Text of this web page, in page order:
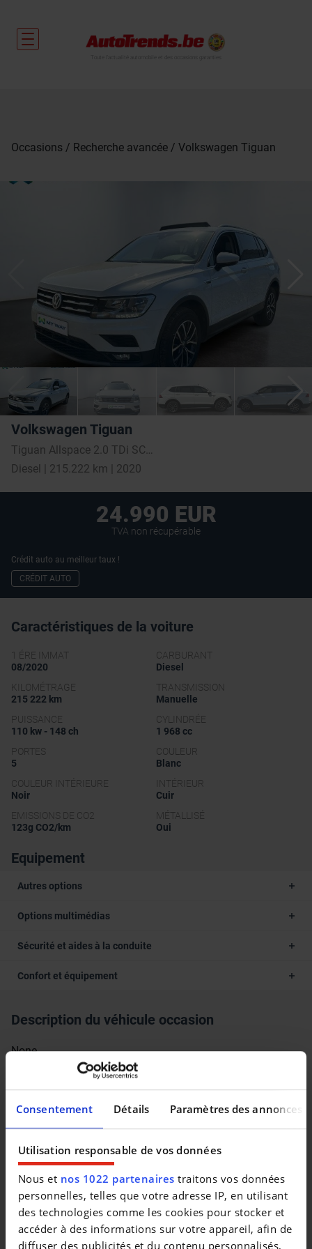
Consentement Détails Paramètres des annonces
Utilisation responsable de vos données
Nous et nos 1022 partenaires traitons vos données
personnelles, telles que votre adresse IP, en utilisant
des technologies comme les cookies pour stocker et
accéder à des informations sur votre appareil, afin de
diffuser des publicités et du contenu personnalisés,
Occasions Recherche avancée Volkswagen Tiguan
Volkswagen Tiguan
Diesel | 215.222 km | 2020
24.990 EUR
TVA non récupérable
Crédit auto au meilleur taux !
CRÉDIT AUTO
Caractéristiques de la voiture
1 ÉRE IMMAT
08/2020
CARBURANT
Diesel
KILOMÉTRAGE
215 222 km
TRANSMISSION
Manuelle
PUISSANCE
110 kw - 148 ch
CYLINDRÉE
1 968 cc
PORTES
5
COULEUR
Blanc
COULEUR INTÉRIEURE
Noir
INTÉRIEUR
Cuir
EMISSIONS DE CO2
123g CO2/km
MÉTALLISÉ
Oui
Equipement
Autres options
Options multimédias
Sécurité et aides à la conduite
Confort et équipement
Description du véhicule occasion
None
Véhicules similaires